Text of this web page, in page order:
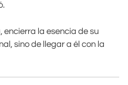
encierra la esencia de su
sino de llegar a él con la